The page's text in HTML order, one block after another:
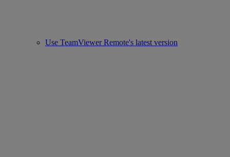
Use TeamViewer Remote's latest version